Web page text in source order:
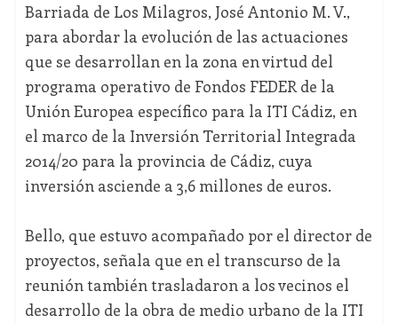
Barriada de Los Milagros, José Antonio M. V.,
para abordar la evolución de las actuaciones
que se desarrollan en la zona en virtud del
programa operativo de Fondos FEDER de la
Unión Europea específico para la ITI Cádiz, en
el marco de la Inversión Territorial Integrada
2014/20 para la provincia de Cádiz, cuya
inversión asciende a 3,6 millones de euros.
Bello, que estuvo acompañado por el director de
proyectos, señala que en el transcurso de la
reunión también trasladaron a los vecinos el
desarrollo de la obra de medio urbano de la ITI